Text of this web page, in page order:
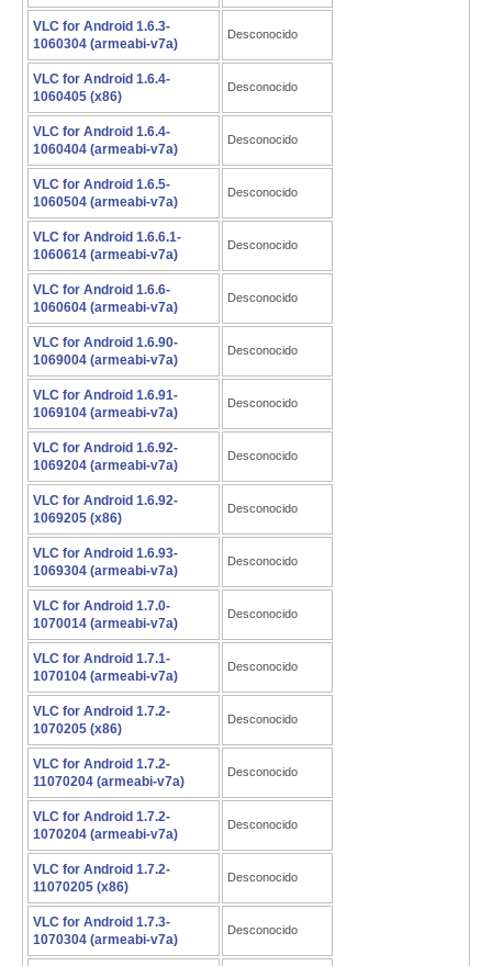
VLC for Android 1.6.3-
1060304 (armeabi-v7a)
Desconocido
VLC for Android 1.6.4-
1060405 (x86)
Desconocido
VLC for Android 1.6.4-
1060404 (armeabi-v7a)
Desconocido
VLC for Android 1.6.5-
1060504 (armeabi-v7a)
Desconocido
VLC for Android 1.6.6.1-
1060614 (armeabi-v7a)
Desconocido
VLC for Android 1.6.6-
1060604 (armeabi-v7a)
Desconocido
VLC for Android 1.6.90-
1069004 (armeabi-v7a)
Desconocido
VLC for Android 1.6.91-
1069104 (armeabi-v7a)
Desconocido
VLC for Android 1.6.92-
1069204 (armeabi-v7a)
Desconocido
VLC for Android 1.6.92-
1069205 (x86)
Desconocido
VLC for Android 1.6.93-
1069304 (armeabi-v7a)
Desconocido
VLC for Android 1.7.0-
1070014 (armeabi-v7a)
Desconocido
VLC for Android 1.7.1-
1070104 (armeabi-v7a)
Desconocido
VLC for Android 1.7.2-
1070205 (x86)
Desconocido
VLC for Android 1.7.2-
11070204 (armeabi-v7a)
Desconocido
VLC for Android 1.7.2-
1070204 (armeabi-v7a)
Desconocido
VLC for Android 1.7.2-
11070205 (x86)
Desconocido
VLC for Android 1.7.3-
1070304 (armeabi-v7a)
Desconocido